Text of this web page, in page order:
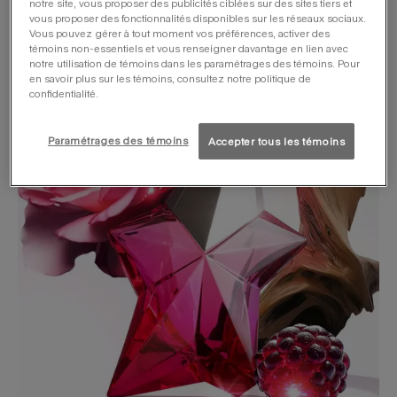
innocentes d’un fruit défendu.
notre site, vous proposer des publicités ciblées sur des sites tiers et
vous proposer des fonctionnalités disponibles sur les réseaux sociaux.
Vous pouvez gérer à tout moment vos préférences, activer des
témoins non-essentiels et vous renseigner davantage en lien avec
notre utilisation de témoins dans les paramétrages des témoins. Pour
en savoir plus sur les témoins, consultez notre politique de
confidentialité.
Paramétrages des témoins Accepter tous les témoins